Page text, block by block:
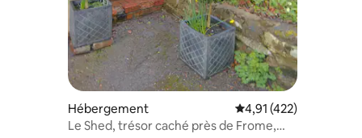
Hébergement Évaluation moyenne
4,91 (422)
Le Shed, trésor caché près de Frome,